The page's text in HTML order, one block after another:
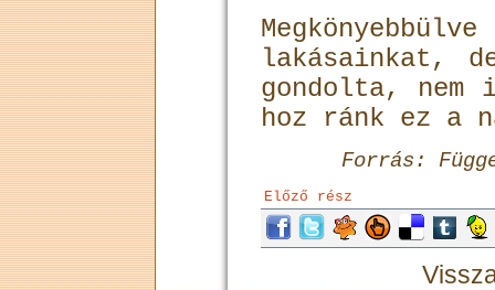
lakásainkat,
gondolta,
hoz ránk ez a
Forrás:
Előző rész